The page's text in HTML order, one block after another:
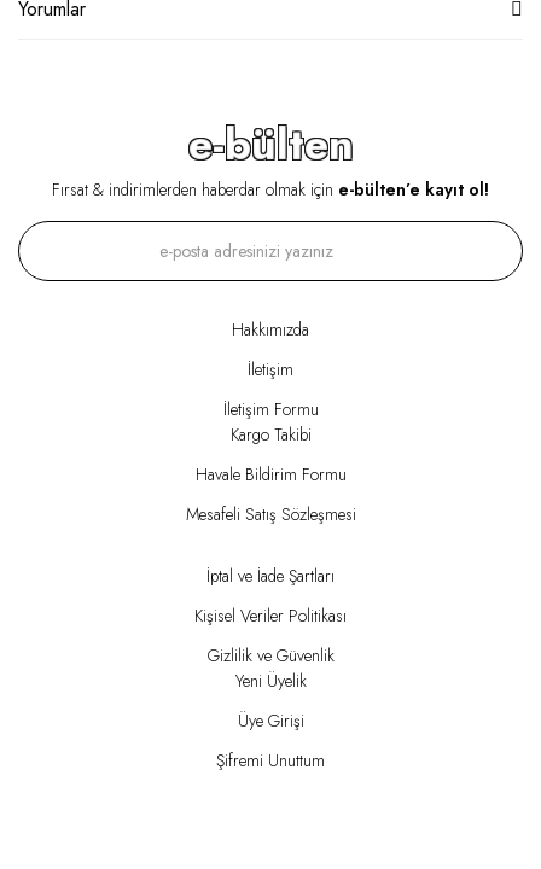
Yorumlar
e-bülten
Fırsat & indirimlerden haberdar olmak için e-bülten’e kayıt ol!
Hakkımızda
İletişim
İletişim Formu
Kargo Takibi
Havale Bildirim Formu
Mesafeli Satış Sözleşmesi
İptal ve İade Şartları
Kişisel Veriler Politikası
Gizlilik ve Güvenlik
Yeni Üyelik
Üye Girişi
Şifremi Unuttum